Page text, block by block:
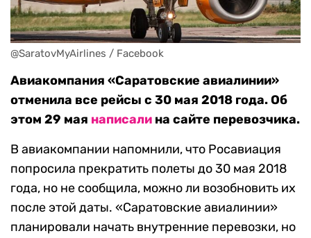
@SaratovMyAirlines / Facebook
Авиакомпания «Саратовские авиалинии»
отменила все рейсы с 30 мая 2018 года. Об
этом 29 мая написали на сайте перевозчика.
В авиакомпании напомнили, что Росавиация
попросила прекратить полеты до 30 мая 2018
года, но не сообщила, можно ли возобновить их
после этой даты. «Саратовские авиалинии»
планировали начать внутренние перевозки, но